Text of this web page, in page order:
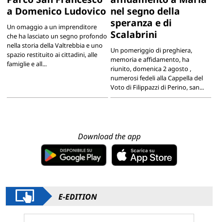
a Domenico Ludovico
Un omaggio a un imprenditore
che ha lasciato un segno profondo
nella storia della Valtrebbia e uno
spazio restituito ai cittadini, alle
famiglie e all...
nel segno della
speranza e di
Scalabrini
Un pomeriggio di preghiera,
memoria e affidamento, ha
riunito, domenica 2 agosto ,
numerosi fedeli alla Cappella del
Voto di Filippazzi di Perino, san...
Download the app
E-EDITION